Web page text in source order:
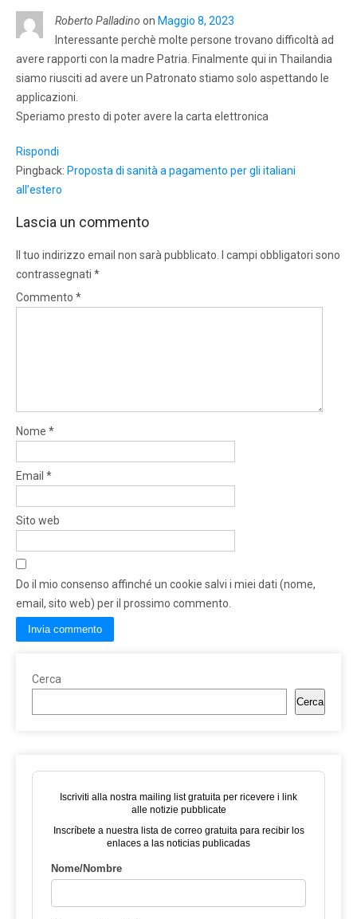
Roberto Palladino on Maggio 8, 2023
Interessante perchè molte persone trovano difficoltà ad
avere rapporti con la madre Patria. Finalmente qui in Thailandia
siamo riusciti ad avere un Patronato stiamo solo aspettando le
applicazioni.
Speriamo presto di poter avere la carta elettronica
Rispondi
Pingback: Proposta di sanità a pagamento per gli italiani
all’estero
Lascia un commento
Il tuo indirizzo email non sarà pubblicato.
I campi obbligatori sono
contrassegnati *
Commento *
Nome *
Email *
Sito web
Do il mio consenso affinché un cookie salvi i miei dati (nome,
email, sito web) per il prossimo commento.
Cerca
Cerca
Iscriviti alla nostra mailing list gratuita per ricevere i link
alle notizie pubblicate
Inscríbete a nuestra lista de correo gratuita para recibir los
enlaces a las noticias publicadas
Nome/Nombre